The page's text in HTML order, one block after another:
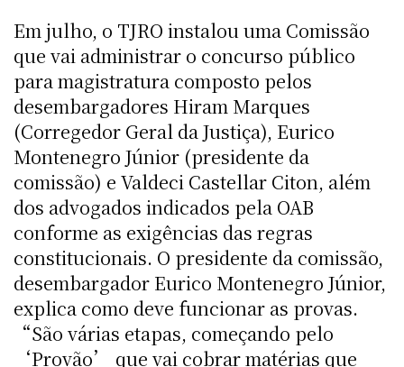
Em julho, o TJRO instalou uma Comissão
que vai administrar o concurso público
para magistratura composto pelos
desembargadores Hiram Marques
(Corregedor Geral da Justiça), Eurico
Montenegro Júnior (presidente da
comissão) e Valdeci Castellar Citon, além
dos advogados indicados pela OAB
conforme as exigências das regras
constitucionais. O presidente da comissão,
desembargador Eurico Montenegro Júnior,
explica como deve funcionar as provas.
“São várias etapas, começando pelo
‘Provão’ que vai cobrar matérias que